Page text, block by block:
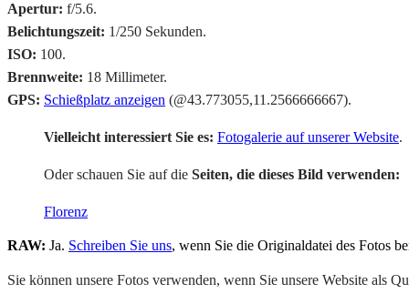
Apertur: f/5.6.
Belichtungszeit: 1/250 Sekunden.
ISO: 100.
Brennweite: 18 Millimeter.
GPS: Schießplatz anzeigen (@43.773055,11.2566666667).
Vielleicht interessiert Sie es: Fotogalerie auf unserer Website.
Oder schauen Sie auf die Seiten, die dieses Bild verwenden:
Florenz
RAW: Ja. Schreiben Sie uns, wenn Sie die Originaldatei des Fotos
Sie können unsere Fotos verwenden, wenn Sie unsere Website als